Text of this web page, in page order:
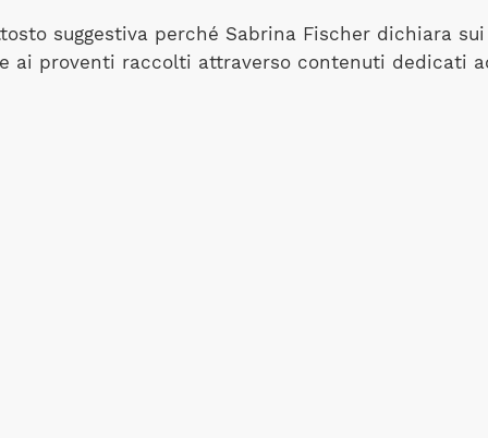
suggestiva perché Sabrina Fischer dichiara
ai proventi raccolti attraverso contenuti dedicati